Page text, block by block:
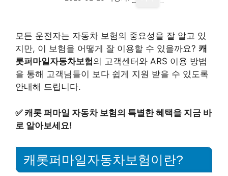
모든 운전자는 자동차 보험의 중요성을 잘 알고 있
지만, 이 보험을 어떻게 잘 이용할 수 있을까요? 캐
롯퍼마일자동차보험의 고객센터와 ARS 이용 방법
을 통해 고객님들이 보다 쉽게 지원 받을 수 있도록
안내해 드립니다.
✅캐롯 퍼마일 자동차 보험의 특별한 혜택을 지금 바
로 알아보세요!
캐롯퍼마일자동차보험이란?